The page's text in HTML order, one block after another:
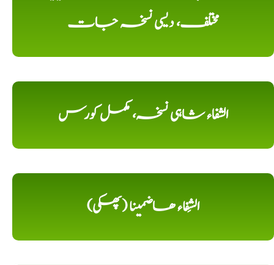
مختلف، دیسی نسخہ جات
الشفاء شاہی نسخہ، مکمل کورس
الشِفاء ھاضمینا (پھکی)